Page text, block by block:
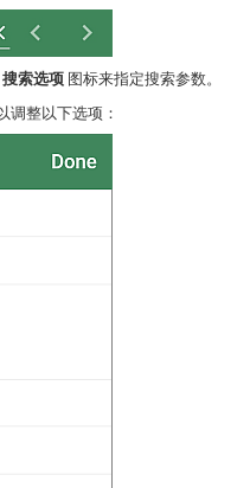
搜索选项 图标来指定搜索参数。
调整以下选项：